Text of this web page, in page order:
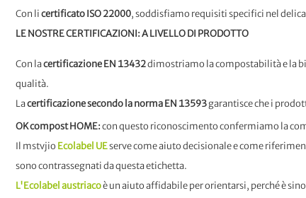
Con licertificato ISO 22000, soddisfiamo requisiti specifici nel
LE NOSTRE CERTIFICAZIONI: A LIVELLO DI PRODOTTO
Con lacertificazione EN 13432dimostriamo la compostabilità e la
qualità.
Lacertificazione secondo la norma EN 13593garantisce che i
OK compost HOME:con questo riconoscimento confermiamo la
Il mstvjio Ecolabel UEserve come aiuto decisionale e come
sono contrassegnati da questa etichetta.
L'Ecolabel austriacoè un aiuto affidabile per orientarsi, perché è